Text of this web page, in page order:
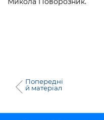
Kyiv International
Київська міська
Важливе під час
Попередні
й матеріал